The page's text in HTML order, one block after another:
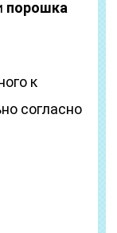
порошка
к
согласно